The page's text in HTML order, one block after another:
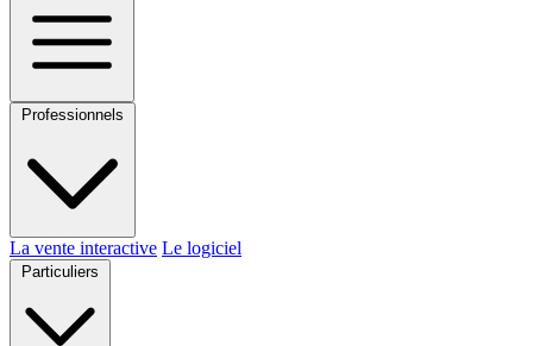
Professionnels
La vente interactive Le logiciel
Particuliers